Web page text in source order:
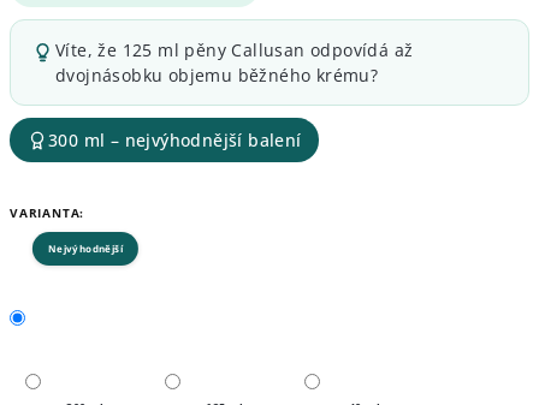
Víte, že 125 ml pěny Callusan odpovídá až
dvojnásobku objemu běžného krému?
300 ml – nejvýhodnější balení
VARIANTA:
Nejvýhodnější